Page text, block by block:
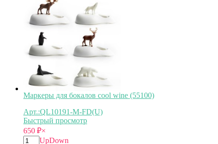
Маркеры для бокалов cool wine (55100)
Арт.:QL10191-M-FD(U)
Быстрый просмотр
650 ₽×
UpDown